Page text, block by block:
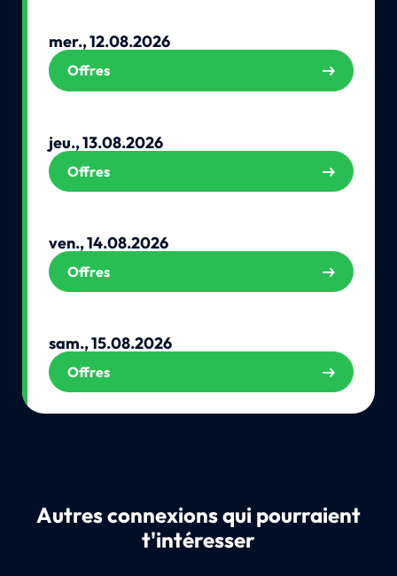
mer., 12.08.2026
Offres
jeu., 13.08.2026
Offres
ven., 14.08.2026
Offres
sam., 15.08.2026
Offres
Autres connexions qui pourraient
t'intéresser